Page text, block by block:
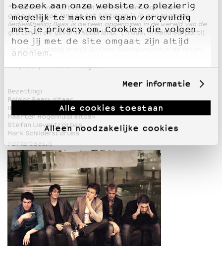
bezoek aan onze website zo plezierig
mogelijk te maken en gaan zorgvuldig
met je privacy om. Cookies die volgen
hoe jij met de site omgaat zijn altijd
anoniem.
Meer informatie
Alle cookies toestaan
Alleen noodzakelijke cookies
“Technisch vernuft en een perfect oor voor intens
gebouwde, tot lang na het luisteren in je oor spelende
liedjes&hellip; Baas is meteen opgenomen in de wereld van de
groten, in elk geval in Nederland.”(Trouw, Armand Serpenti)
De gehele middag draait DJ Onno Paloma muziek in de foyer.
https://youtu.be/MdSgQuUv9rs
Bezetting:
Reinier Baas: gitaar
Ben van Gelder: altsax
Maarten Hogenhuis: altsax
Stefan Lievestro: bas
Mark Schilders: drums
reinierbaas.nl